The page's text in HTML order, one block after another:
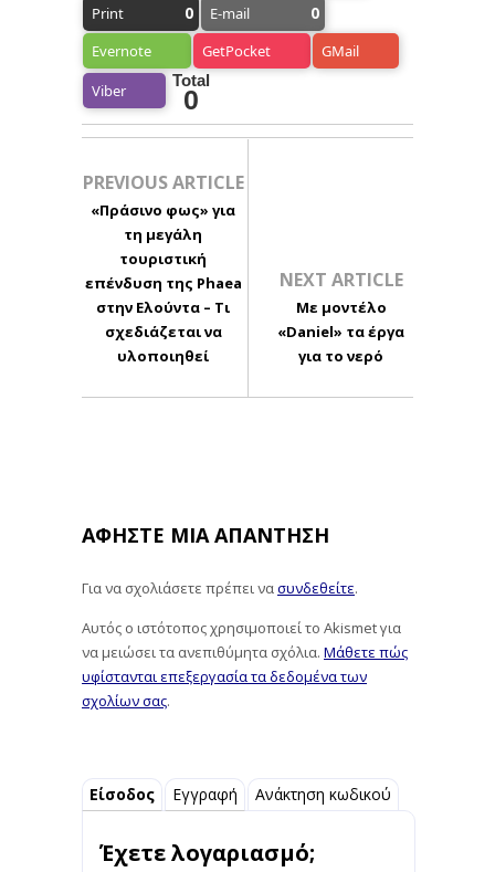
Print 0 E-mail 0
Evernote GetPocket GMail
Viber
Total
0
PREVIOUS ARTICLE
«Πράσινο φως» για
τη μεγάλη
τουριστική
επένδυση της Phaea
στην Ελούντα – Τι
σχεδιάζεται να
υλοποιηθεί
NEXT ARTICLE
Με μοντέλο
«Daniel» τα έργα
για το νερό
ΑΦΉΣΤΕ ΜΙΑ ΑΠΆΝΤΗΣΗ
Για να σχολιάσετε πρέπει νασυνδεθείτε.
Αυτός ο ιστότοπος χρησιμοποιεί το Akismet για
να μειώσει τα ανεπιθύμητα σχόλια. Μάθετε πώς
υφίστανται επεξεργασία τα δεδομένα των
σχολίων σας.
Είσοδος Εγγραφή Ανάκτηση κωδικού
Έχετε λογαριασμό;